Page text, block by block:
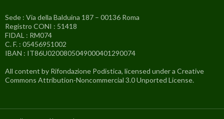
Sede : Via della Balduina 187 – 00136 Roma
Registro CONI : 51418
FIDAL : RM074
C. F. : 05456951002
IBAN : IT86U0200805049000401290074
All content by Rifondazione Podistica, licensed under a Creative
Commons Attribution-Noncommercial 3.0 Unported License.